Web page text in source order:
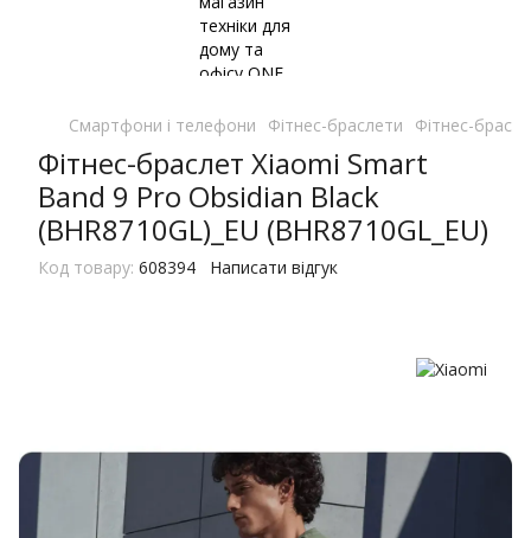
Смартфони і телефони Фітнес-браслети Фітнес-
Фiтнес-браслет Xiaomi Smart
Band 9 Pro Obsidian Black
(BHR8710GL)_EU (BHR8710GL_EU)
Код товару: 608394 Написати відгук